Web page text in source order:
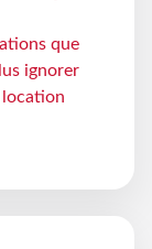
que
ignorer
location